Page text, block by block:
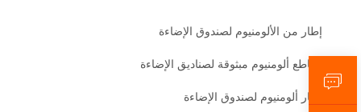
إطار من الألومنيوم لصندوق الإضاءة
مقاطع ألومنيوم مبثوقة لصناديق الإضاءة
إطار ألومنيوم لصندوق الإضاءة